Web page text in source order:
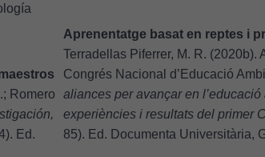
Romero
Ed.
Aprenentatge basat en reptes i
Terradellas Piferrer, M. R. (2020b).
Congrés Nacional d’Educació
aliances per avançar en
experiències i resultats del primer
85). Ed. Documenta Universitària,
Cookies
d'experiència
Per tal que el
nostre lloc web
tingui el millor
rendiment